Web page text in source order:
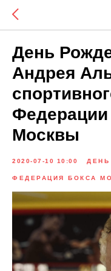
День
Андрея
Федерации
Москвы
2020-07-10 10:00
ФЕДЕРАЦИЯ БОКСА